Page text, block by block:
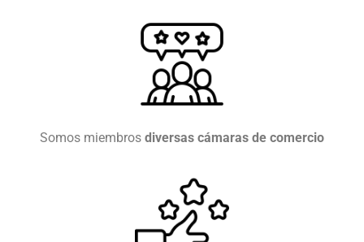
Somos miembros diversas cámaras de comercio